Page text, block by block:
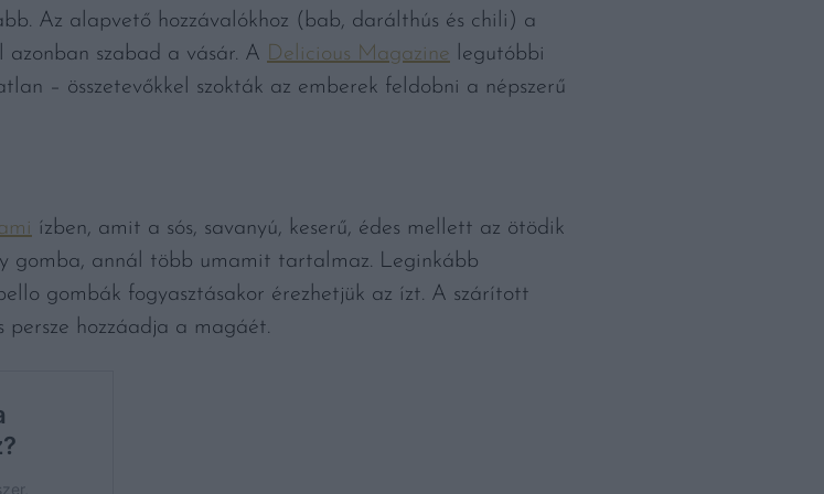
Az alapvető hozzávalókhoz (bab, darálthús és chili) a
szabad a vásár. A Delicious Magazine legutóbbi
– összetevőkkel szokták az emberek feldobni a népszerű
ízben, amit a sós, savanyú, keserű, édes mellett az ötödik
gomba, annál több umamit tartalmaz. Leginkább
gombák fogyasztásakor érezhetjük az ízt. A szárított
hozzáadja a magáét.